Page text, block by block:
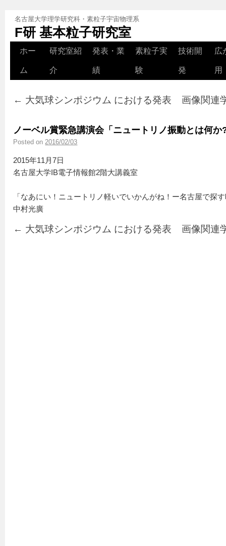
名古屋大学理学研究科・素粒子宇宙物理系
F研 基本粒子研究室
ホー
ム
研究室紹
介
発表・業
績
素粒子実
験
技術開
発
広
用
← 大気球シンポジウム における発表 画像関連
ノーベル賞緊急講演会「ニュートリノ振動とは何か
Posted on 2016/02/03
2015年11月7日
名古屋大学IB電子情報館2階大講義室
「なあにい！ニュートリノ軽いでいかんがね！ー名古屋で探
中村光廣
← 大気球シンポジウム における発表 画像関連